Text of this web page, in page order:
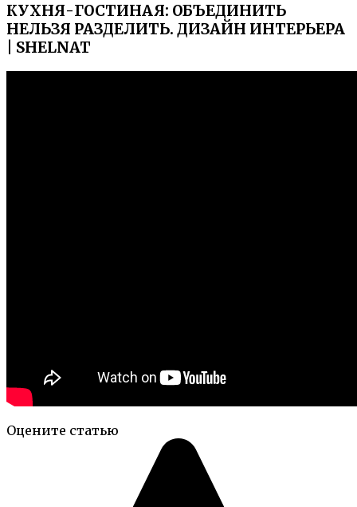
КУХНЯ-ГОСТИНАЯ: ОБЪЕДИНИТЬ
НЕЛЬЗЯ РАЗДЕЛИТЬ. ДИЗАЙН ИНТЕРЬЕРА
| SHELNAT
Оцените статью